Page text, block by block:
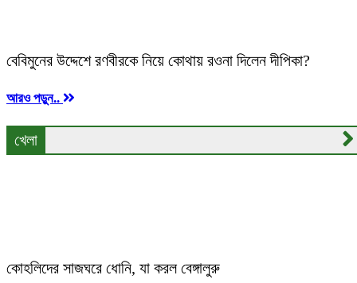
বেবিমুনের উদ্দেশে রণবীরকে নিয়ে কোথায় রওনা দিলেন দীপিকা?
আরও পড়ুন..
খেলা
কোহলিদের সাজঘরে ধোনি, যা করল বেঙ্গালুরু